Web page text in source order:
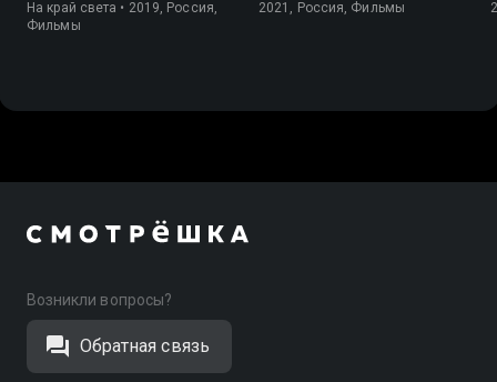
На край светa • 2019, Россия,
Фильмы
2021, Россия, Фильмы
Возникли вопросы?
Обратная связь